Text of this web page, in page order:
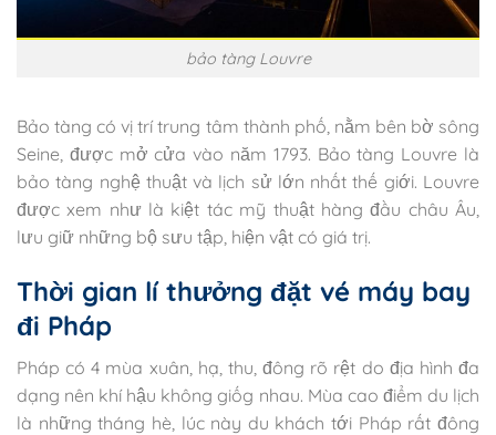
bảo tàng Louvre
Bảo tàng có vị trí trung tâm thành phố, nằm bên bờ sông
Seine, được mở cửa vào năm 1793. Bảo tàng Louvre là
bảo tàng nghệ thuật và lịch sử lớn nhất thế giới. Louvre
được xem như là kiệt tác mỹ thuật hàng đầu châu Âu,
lưu giữ những bộ sưu tập, hiện vật có giá trị.
Thời gian lí thưởng đặt vé máy bay
đi Pháp
Pháp có 4 mùa xuân, hạ, thu, đông rõ rệt do địa hình đa
dạng nên khí hậu không giốg nhau. Mùa cao điểm du lịch
là những tháng hè, lúc này du khách tới Pháp rất đông